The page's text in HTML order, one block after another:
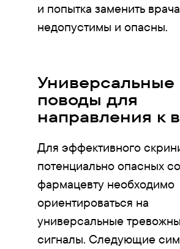
и попытка заменить врача
недопустимы и опасны.
Универсальные
поводы для
направления к
Для эффективного
потенциально опасных
фармацевту необходимо
ориентироваться на
универсальные
сигналы. Следующие